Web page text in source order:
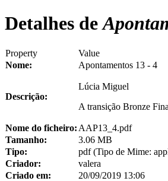
Detalhes de
Property
Value
Nome:
Apontamentos 13 - 4
Descrição:
Lúcia Miguel
A transição Bronze
Nome do ficheiro: AAP13_4.pdf
Tamanho:
3.06 MB
Tipo:
pdf (Tipo de Mime:
Criador:
valera
Criado em:
20/09/2019 13:06